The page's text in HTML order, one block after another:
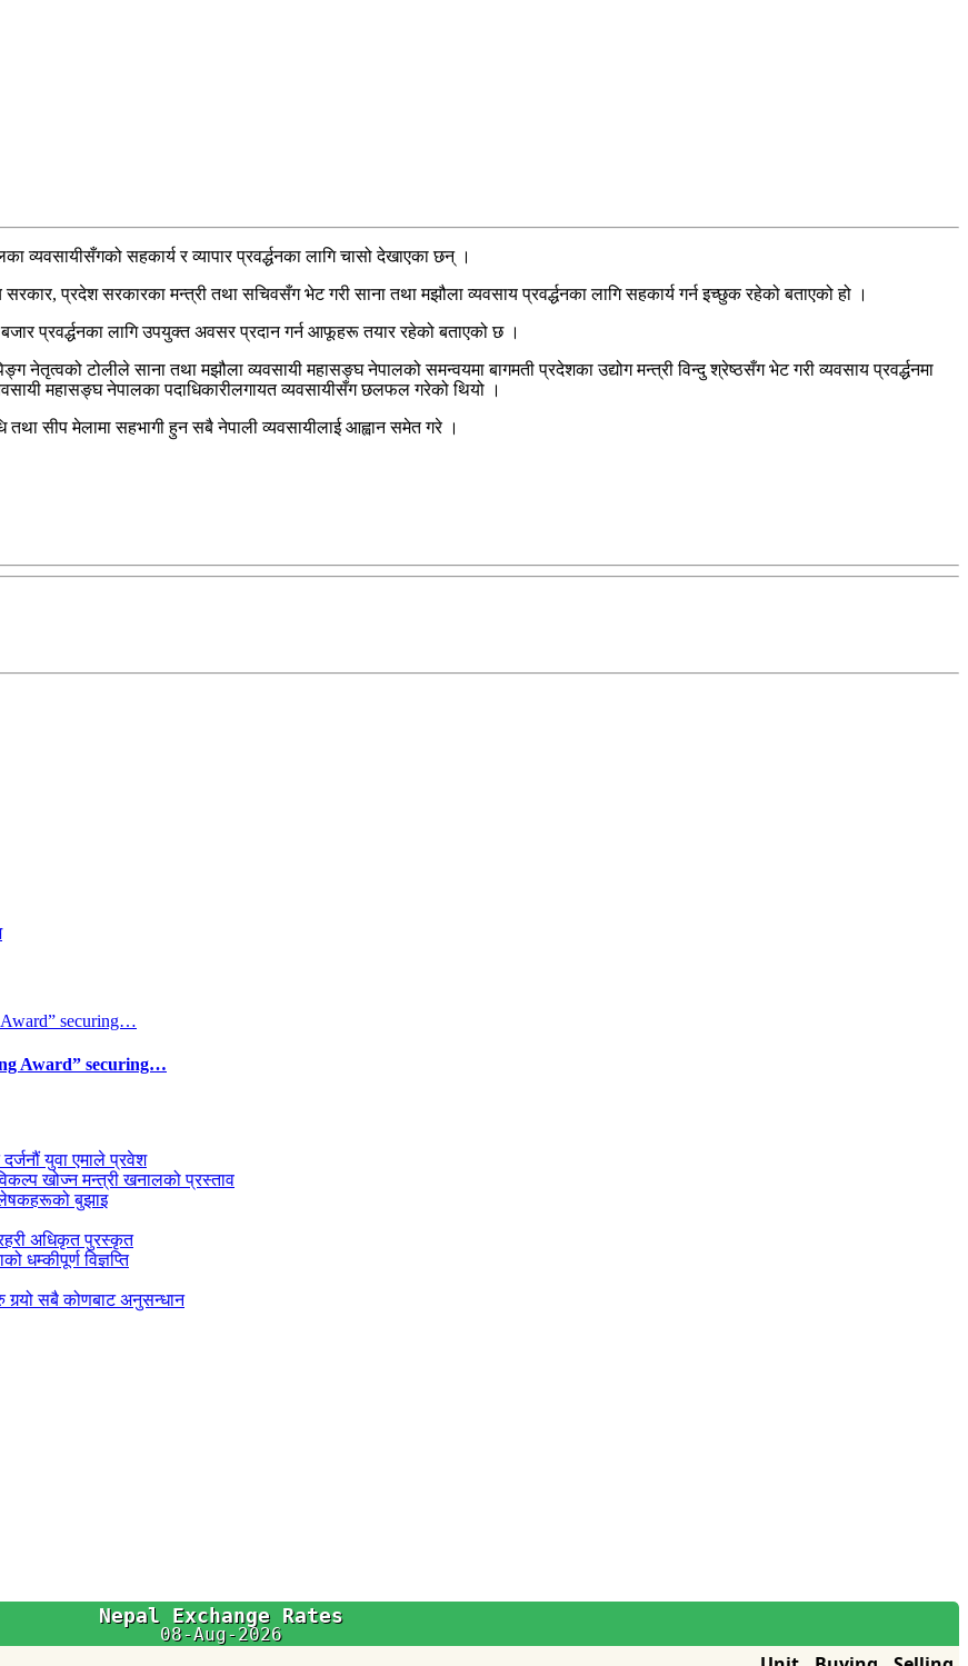
व्यवसायीसँगको सहकार्य र व्यापार प्रवर्द्धनका लागि चासो देखाएका छन् ।
प्रदेश सरकारका मन्त्री तथा सचिवसँग भेट गरी साना तथा मझौला व्यवसाय प्रवर्द्धनका लागि सहकार्य गर्न इच्छुक रहेको बताएको हो ।
बजार प्रवर्द्धनका लागि उपयुक्त अवसर प्रदान गर्न आफूहरू तयार रहेको बताएको छ ।
नेतृत्वको टोलीले साना तथा मझौला व्यवसायी महासङ्घ नेपालको समन्वयमा बागमती प्रदेशका उद्योग मन्त्री विन्दु श्रेष्ठसँग भेट गरी व्यवसाय प्रवर्द्धनमा
महासङ्घ नेपालका पदाधिकारीलगायत व्यवसायीसँग छलफल गरेको थियो ।
तथा सीप मेलामा सहभागी हुन सबै नेपाली व्यवसायीलाई आह्वान समेत गरे ।
Award” securing…
युवा एमाले प्रवेश
खोज्न मन्त्री खनालको प्रस्ताव
बुझाइ
अधिकृत पुरस्कृत
धम्कीपूर्ण विज्ञप्ति
गर्‍यो सबै कोणबाट अनुसन्धान